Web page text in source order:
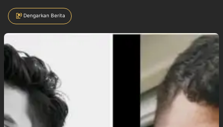
Dengarkan Berita